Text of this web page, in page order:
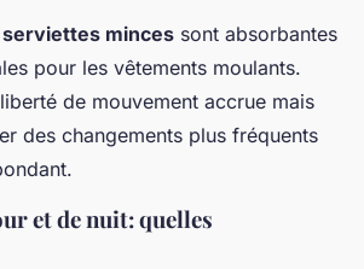
serviettes minces sont absorbantes
pour les vêtements moulants.
de mouvement accrue mais
des changements plus fréquents
et de nuit: quelles